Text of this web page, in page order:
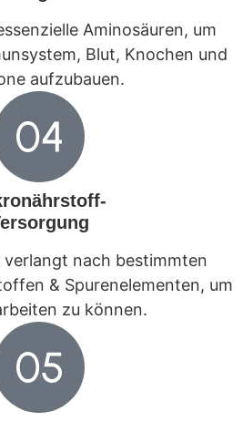
Aminosäuren, um
Blut, Knochen und
aufzubauen.
verlangt nach bestimmten
& Spurenelementen, um
zu können.